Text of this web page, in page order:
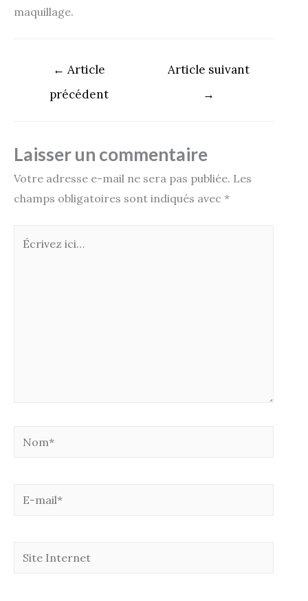
maquillage.
← Article
précédent
Article suivant
→
Laisser un commentaire
Votre adresse e-mail ne sera pas publiée. Les
champs obligatoires sont indiqués avec *